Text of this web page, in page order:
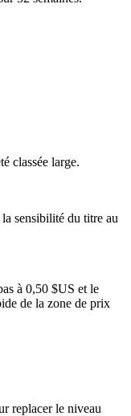
classée large.
sensibilité du titre au
à 0,50 $US et le
de la zone de prix
replacer le niveau